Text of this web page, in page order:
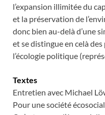
l’expansion illimitée du
et la préservation de
donc bien au-delà d’une
et se distingue en celà
l’écologie politique
Textes
Entretien avec Michael
Pour une société